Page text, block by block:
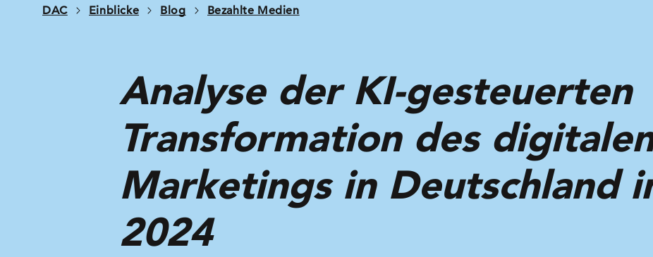
DAC Einblicke Blog Bezahlte Medien
Analyse der KI-gesteuerten
Transformation des
Marketings in Deutschland
2024